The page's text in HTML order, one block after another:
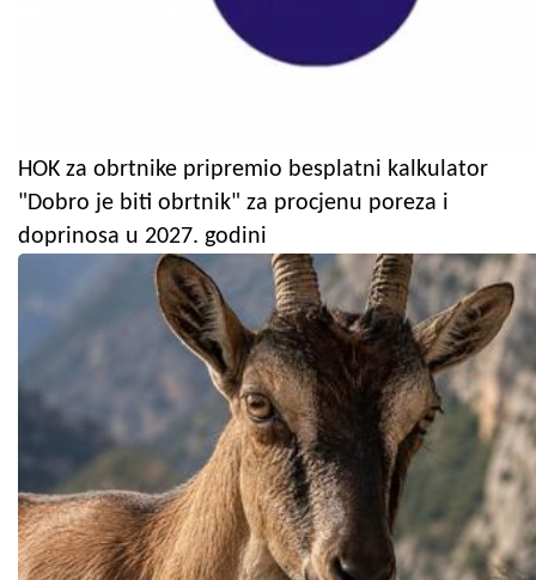
HOK za obrtnike pripremio besplatni kalkulator
"Dobro je biti obrtnik" za procjenu poreza i
doprinosa u 2027. godini